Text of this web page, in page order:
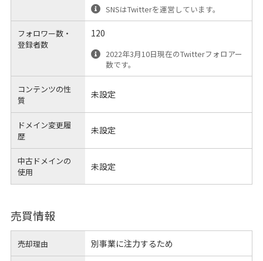
SNSはTwitterを運営しています。
フォロワー数・
登録者数
120
2022年3月10日現在のTwitterフォロアー
数です。
コンテンツの性
質
未設定
ドメイン変更履
歴
未設定
中古ドメインの
使用
未設定
売買情報
売却理由 別事業に注力するため